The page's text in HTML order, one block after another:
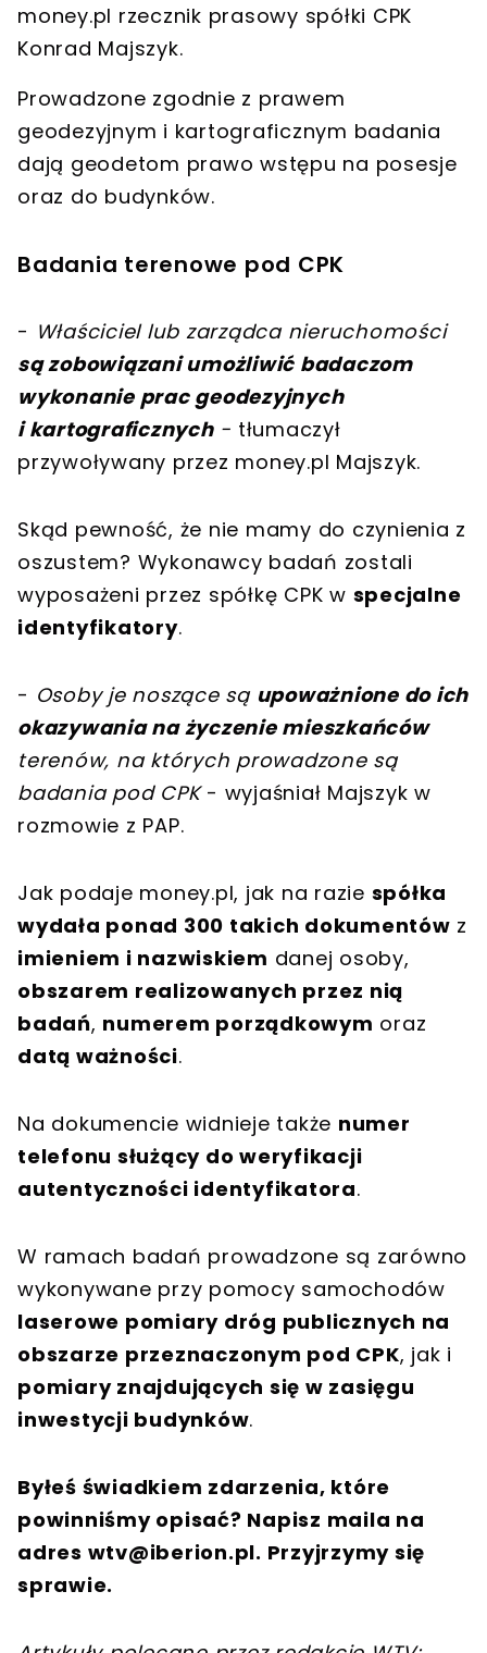
money.pl rzecznik prasowy spółki CPK
Konrad Majszyk.
Prowadzone zgodnie z prawem
geodezyjnym i kartograficznym badania
dają geodetom prawo wstępu na posesje
oraz do budynków.
Badania terenowe pod CPK
- Właściciel lub zarządca nieruchomości
są zobowiązani umożliwić badaczom
wykonanie prac geodezyjnych
i kartograficznych- tłumaczył
przywoływany przez money.pl Majszyk.
Skąd pewność, że nie mamy do czynienia z
oszustem? Wykonawcy badań zostali
wyposażeni przez spółkę CPK w specjalne
identyfikatory.
- Osoby je noszące są upoważnione do ich
okazywania na życzenie mieszkańców
terenów, na których prowadzone są
badania pod CPK- wyjaśniał Majszyk w
rozmowie z PAP.
Jak podaje money.pl, jak na razie spółka
wydała ponad 300 takich dokumentów z
imieniem i nazwiskiem danej osoby,
obszarem realizowanych przez nią
badań, numerem porządkowym oraz
datą ważności.
Na dokumencie widnieje także numer
telefonu służący do weryfikacji
autentyczności identyfikatora.
W ramach badań prowadzone są zarówno
wykonywane przy pomocy samochodów
laserowe pomiary dróg publicznych na
obszarze przeznaczonym pod CPK, jak i
pomiary znajdujących się w zasięgu
inwestycji budynków.
Byłeś świadkiem zdarzenia, które
powinniśmy opisać? Napisz maila na
adres wtv@iberion.pl. Przyjrzymy się
sprawie.